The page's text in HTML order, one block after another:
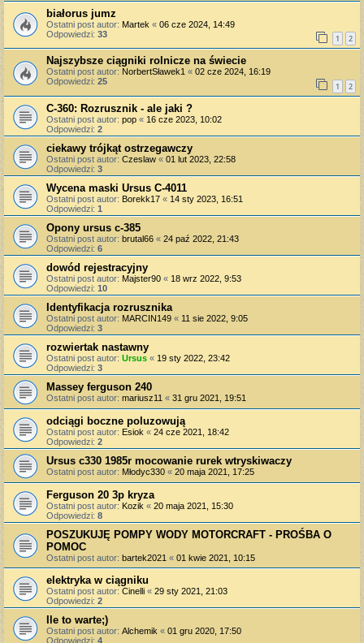
białorus jumz
Ostatni post autor: Martek « 06 cze 2024, 14:49
Odpowiedzi: 33 1 2
Najszybsze ciągniki rolnicze na świecie
Ostatni post autor: NorbertSławek1 « 02 cze 2024, 16:19
Odpowiedzi: 25 1 2
C-360: Rozrusznik - ale jaki ?
Ostatni post autor: pop « 16 cze 2023, 10:02
Odpowiedzi: 2
ciekawy trójkąt ostrzegawczy
Ostatni post autor: Czeslaw « 01 lut 2023, 22:58
Odpowiedzi: 3
Wycena maski Ursus C-4011
Ostatni post autor: Borekk17 « 14 sty 2023, 16:51
Odpowiedzi: 1
Opony ursus c-385
Ostatni post autor: brutal66 « 24 paź 2022, 21:43
Odpowiedzi: 6
dowód rejestracyjny
Ostatni post autor: Majster90 « 18 wrz 2022, 9:53
Odpowiedzi: 10
Identyfikacja rozrusznika
Ostatni post autor: MARCIN149 « 11 sie 2022, 9:05
Odpowiedzi: 3
rozwiertak nastawny
Ostatni post autor: Ursus « 19 sty 2022, 23:42
Odpowiedzi: 3
Massey ferguson 240
Ostatni post autor: mariusz11 « 31 gru 2021, 19:51
odciągi boczne poluzowują
Ostatni post autor: Esiok « 24 cze 2021, 18:42
Odpowiedzi: 2
Ursus c330 1985r mocowanie rurek wtryskiwaczy
Ostatni post autor: Młodyc330 « 20 maja 2021, 17:25
Ferguson 20 3p kryza
Ostatni post autor: Kozik « 20 maja 2021, 15:30
Odpowiedzi: 8
POSZUKUJĘ POMPY WODY MOTORCRAFT - PROŚBA O
POMOC
Ostatni post autor: bartek2021 « 01 kwie 2021, 10:15
elektryka w ciągniku
Ostatni post autor: Cinelli « 29 sty 2021, 21:03
Odpowiedzi: 2
Ile to warte;)
Ostatni post autor: Alchemik « 01 gru 2020, 17:50
Odpowiedzi: 4